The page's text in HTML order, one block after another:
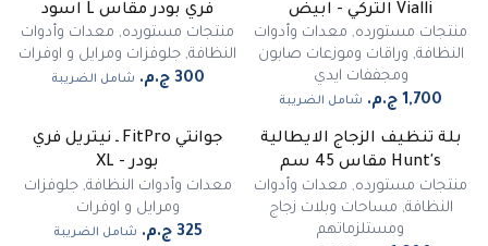
Vialli التركي - ابيض
منتجات مستورده, معدات وأدوات
النظافة, وراقات وموزعات صابون
ومجففات ايدي
شامل الضريبة
فري بودر مقاس L اسود
منتجات مستورده, معدات وأدوات
النظافة, جلوفزات ومرايل و اوفرات
شامل الضريبة
%
بلة تنظيف الزجاج الايطالية
Hunt's مقاس 45 سم
منتجات مستورده, معدات وأدوات
النظافة, مساحات وبلات زجاج
ومستلزماتهم
جوانتي FitPro ـ نيتريل فري
بودر - XL
معدات وأدوات النظافة,جلوفزات
ومرايل و اوفرات
شامل الضريبة